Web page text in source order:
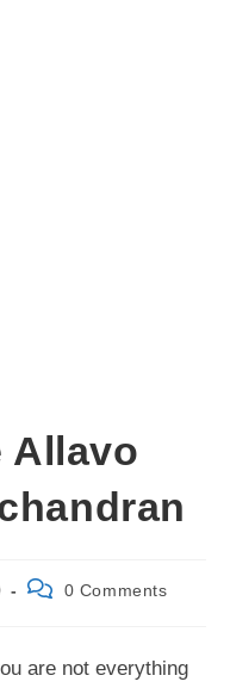
Allavo
Post 0 Comments
are not everything